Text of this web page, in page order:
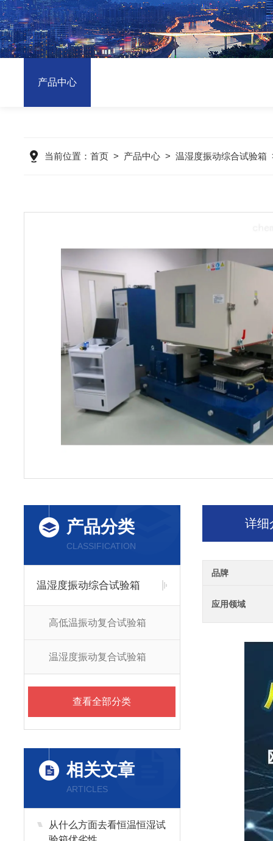
产品中心
当前位置： 首页 > 产品中心 > 温湿度振动综合试验箱
产品分类
CLASSIFICATION
温湿度振动综合试验箱
高低温振动复合试验箱
温湿度振动复合试验箱
查看全部分类
相关文章
ARTICLES
从什么方面去看恒温恒湿试
详细
品牌
应用领域